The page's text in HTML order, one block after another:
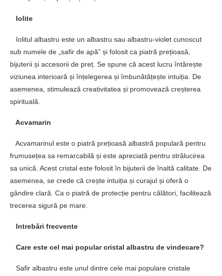
Iolite
Iolitul albastru este un albastru sau albastru-violet cunoscut
sub numele de „safir de apă” și folosit ca piatră prețioasă,
bijuterii și accesorii de preț. Se spune că acest lucru întărește
viziunea interioară și înțelegerea și îmbunătățește intuiția. De
asemenea, stimulează creativitatea și promovează creșterea
spirituală.
Acvamarin
Acvamarinul este o piatră prețioasă albastră populară pentru
frumusețea sa remarcabilă și este apreciată pentru strălucirea
sa unică. Acest cristal este folosit în bijuterii de înaltă calitate. De
asemenea, se crede că crește intuiția și curajul și oferă o
gândire clară. Ca o piatră de protecție pentru călători, facilitează
trecerea sigură pe mare.
Intrebări frecvente
Care este cel mai popular cristal albastru de vindecare?
Safir albastru este unul dintre cele mai populare cristale